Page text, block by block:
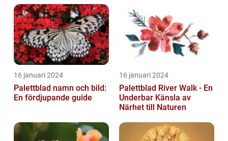
16 januari 2024
Palettblad namn och bild:
En fördjupande guide
16 januari 2024
Palettblad River Walk - En
Underbar Känsla av
Närhet till Naturen